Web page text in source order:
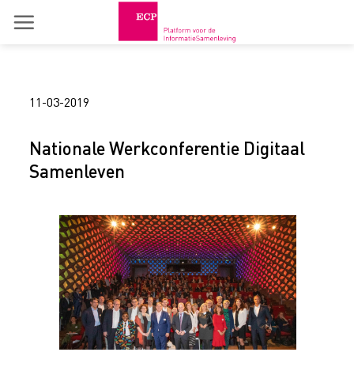
11-03-2019
Nationale Werkconferentie Digitaal
Samenleven